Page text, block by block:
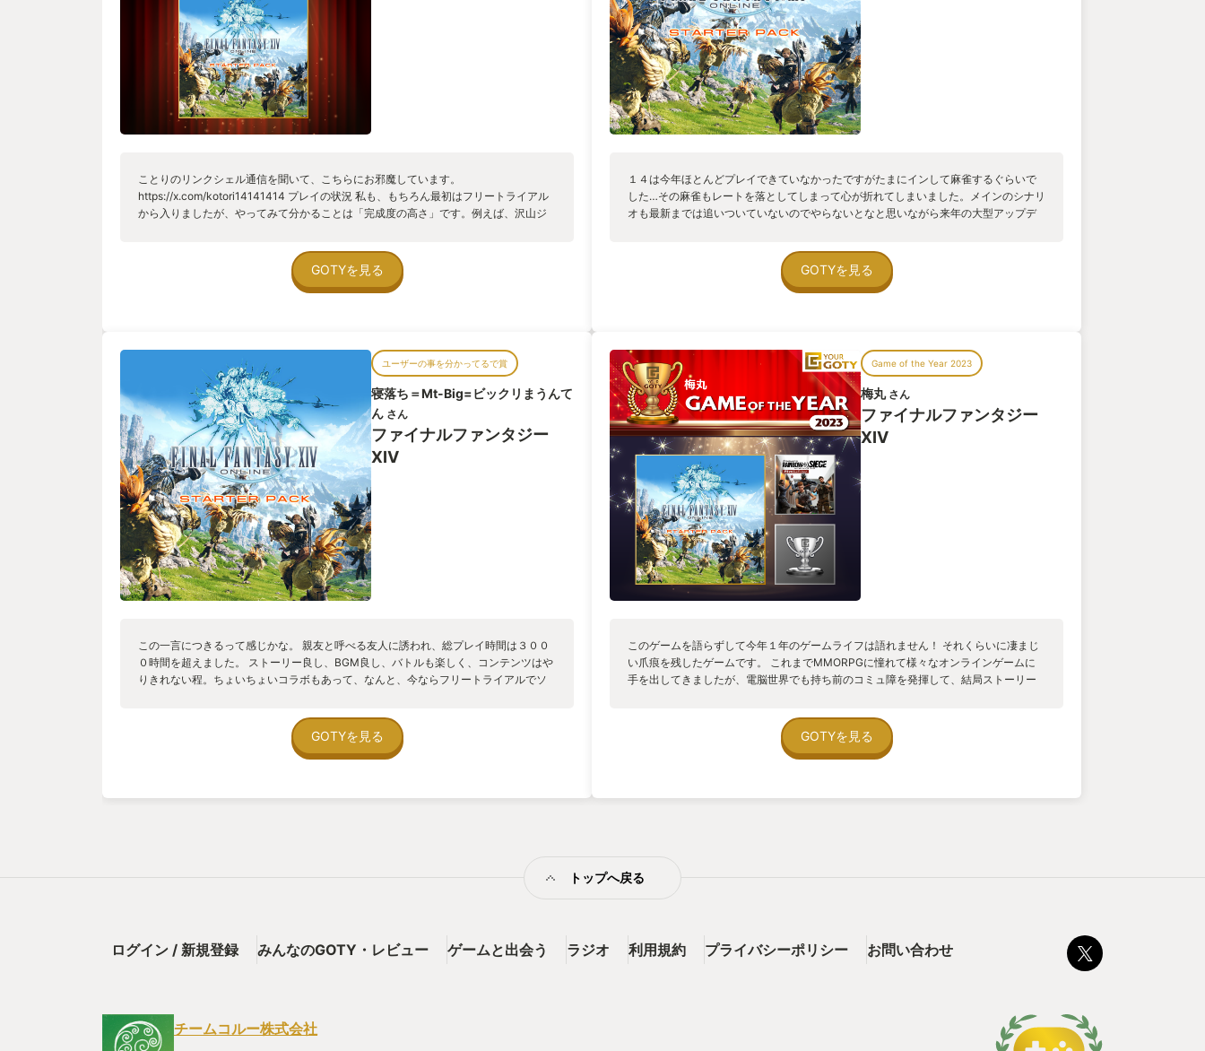
スされました。すでに7.1のアップデートもされています。 そして東京ドームや世界各
地でのファンフェス、横アリでのロックライブ、スマホ版の開発など開発運営も冒険
を続けています。 プレイヤーであるヒカセンも同様にまだ見ぬ場所や見知らぬ世界を
見たくて、冒険を続けていくそんなゲームだと思います。 それが今回の拡張パッケー
ジ、黄金のレガシーで更なる確信を持てました。 だからこそ、胸を張って今年一番お
もしろいゲームだったと言えるのです。
ことりのリンクシェル通信を聞いて、こちらにお邪魔しています。
https://x.com/kotori14141414 プレイの状況 私も、もちろん最初はフリートライアル
から入りましたが、やってみて分かることは「完成度の高さ」です。例えば、沢山ジ
です。そう、「小さな世界の完成度」ではなく、「永遠にお世話を続ける場」なので
すね。開発側も定期的にパッチの説明をし、どうしてそういう修正をかけるかを納得
を超えている人もいます… まだ10年しかサービスしていないので、一日平均4Hです
ね… 社会の縮図 「自分と完成品のゲーム」ではなく、「自分と、開発チームと、他の
プレーヤー」となるのが、MMORPG の特長です。これはもうまさに社会の縮図。海
外プレーヤーとはチャットも難しいし、遊び方を知らない子供はいるし、大人でも困
ったちゃんはいる。 それに、運営側もなかなか調整できない？ことの一つに、ロール
比率があります。パーティを組んで戦う際は、３つの仕事があります。タンク
（盾）、アタッカー（剣）、ヒーラー（薬）がセットになっています。タンクが敵の
攻撃を受けているうちに、アタッカーが攻撃し、死にそうになったらヒーラーが回復
してくれるという仕組みですね。アタッカー＞＞ヒーラー＞タンクの順で人気があ
り、いつもタンクが足りない感じです。 これって、結構実社会でもある話。あれこれ
調整し、行きたいところを決めるリーダー＝タンクと、バリバリ開発を進めるメンバ
＝アタッカー、勤怠とかスケジュールの調整をする面倒見の良いサポーター＝ヒーラ
ーって感じ。 私は主にタンクでFF14の旅をしていますが、アタッカーやヒーラーに切
り替えてプレイすることもあり、違う角度でパーティ＝チームを見ることもできま
す。これが意外と楽しく、実世界での参考にもなります。要は自由な時間に活動でき
る、副業を得たような感じです。 もちろん、FF14 の開発チームは、個人事業者的な
めることもできます。実社会でも、そういう仕事の人もいますよね。この辺も、良く
出来てます。 「お勉強ゲーム」 FF14 の特長として、良く言う言葉に「お勉強ゲー
ム」というのがあります。広いワールドに沢山の場所と敵とNPCや、果ては鉱石／植
「お勉強」となります。攻略サイトをググって探し、先人にあれこれ教えてもらうの
が基本となります。ゲーム内にほぼヒントが無かったりしますので、これらは「ズ
ル」というより「必須の勉強」となってます。 アクション RPG なので、ある程度技量
が先ですね。そこそこの PC をお持ちの方なら、インストールするだけ。PS4,5 でも
ほうが多いのかも。30代が4.5割、40代が2割、20代が3割弱、男女比ほぼ半々という
GOTYを見る
１４は今年ほとんどプレイできていなかったですがたまにインして麻雀するぐらいで
した…その麻雀もレートを落としてしまって心が折れてしまいました。メインのシナリ
オも最新までは追いついていないのでやらないとなと思いながら来年の大型アップデ
気に進めてしまおうと思います。 来年の大型アップデートでは新しいジョブも２つ実
装になるので楽しみにしています。それに合わせて、グラフィックのアップデートが
GOTYを見る
ユーザーの事を分かってるで賞
寝落ち＝Mt-Big=ビックリまうんて
ん さん
ファイナルファンタジー
XIV
この一言につきるって感じかな。 親友と呼べる友人に誘われ、総プレイ時間は３００
０時間を超えました。 ストーリー良し、BGM良し、バトルも楽しく、コンテンツはや
りきれない程。ちょいちょいコラボもあって、なんと、今ならフリートライアルでソ
感じられるのが凄い。 オンラインゲームに苦手感を感じていた自分がここまでハマれ
GOTYを見る
Game of the Year 2023
梅丸さん
ファイナルファンタジー
XIV
このゲームを語らずして今年１年のゲームライフは語れません！ それくらいに凄まじ
い爪痕を残したゲームです。 これまでMMORPGに憧れて様々なオンラインゲームに
手を出してきましたが、電脳世界でも持ち前のコミュ障を発揮して、結局ストーリー
FF14も例外ではありませんでした。 過去に二度遊んでみたものの、みんなの楽しそう
なFF14と自分のFF14があまりにもかけ離れ過ぎていて遊ぶのやめてしまいました。
印してコンシューマーのゲームに興じていました。 それから数年の月日が経ち、相変
懲りも無く三度目の光の戦士になりました。 しかし、結論から言うと今回のMMO体験
す。 特定の場所で待ち合わせをしてダンジョンに行ったり、何をするでもなく通話し
外の繋がりを求めてフレンドを作ることを決めました。 その中でたまたまダンジョン
で一緒になった人に送ったフレンド申請をきっかけに、その人と仲良くなって、スト
GOTYを見る
トップへ戻る
ログイン / 新規登録 みんなのGOTY・レビュー ゲームと出会う ラジオ 利用規約 プライバシーポリシー お問い合わせ
チームコルー株式会社